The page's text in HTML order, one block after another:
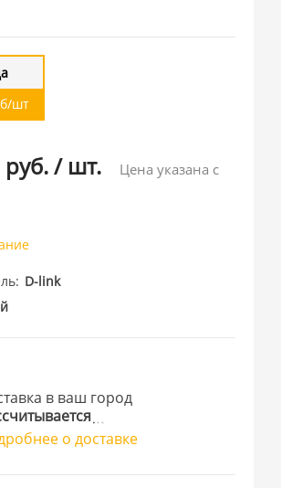
шт
руб./ шт.
Цена указана с
D-link
в ваш город
о доставке